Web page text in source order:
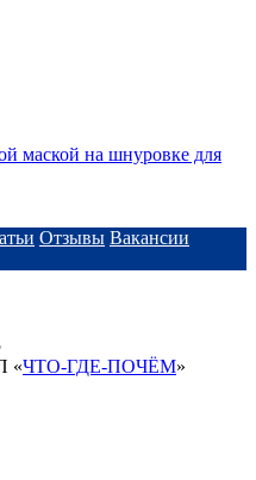
на шнуровке для
Отзывы Вакансии
«ЧТО-ГДЕ-ПОЧЁМ»